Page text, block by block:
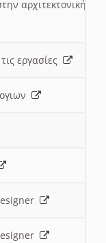
αρχιτεκτονική
εργασίες